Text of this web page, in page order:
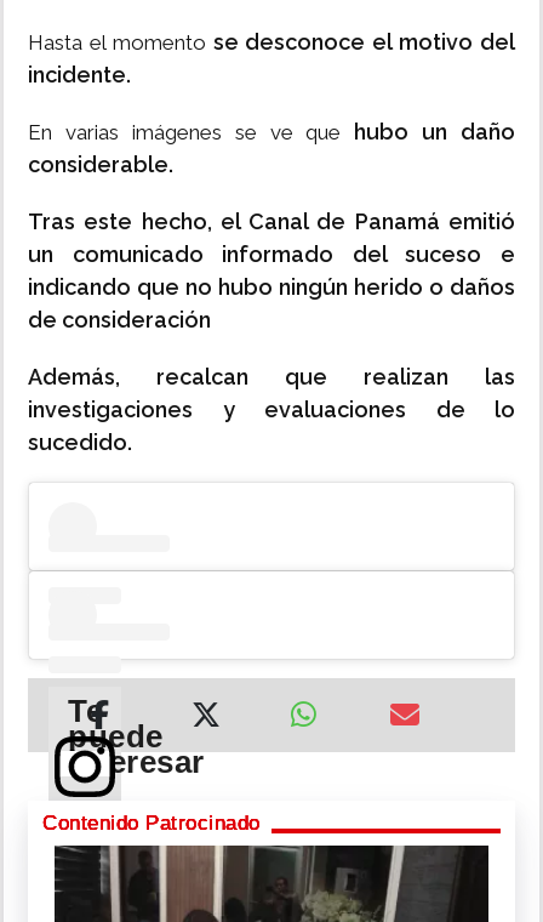
Hasta el momento se desconoce el motivo del
incidente.
En varias imágenes se ve que
hubo un daño
considerable.
Tras este hecho, el Canal de Panamá emitió
un comunicado informado del suceso e
indicando que no hubo ningún herido o daños
de consideración
Además, recalcan que realizan las
investigaciones y evaluaciones de lo
sucedido.
Te
puede
interesar
Minsa
busca
fondos
Ver
esta
publicación
en
Instagram
Contenido Patrocinado